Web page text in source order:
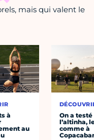
mais qui valent le
à
au
On a testé
l’altinha,
comme à